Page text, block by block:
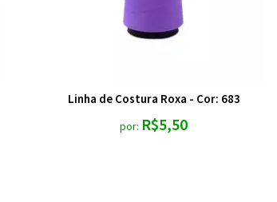
Linha de Costura Roxa - Cor: 683
por: R$5,50